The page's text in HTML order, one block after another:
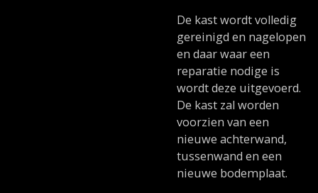
De kast wordt volledig
gereinigd en nagelopen
en daar waar een
reparatie nodige is
wordt deze uitgevoerd.
De kast zal worden
voorzien van een
nieuwe achterwand,
tussenwand en een
nieuwe bodemplaat.